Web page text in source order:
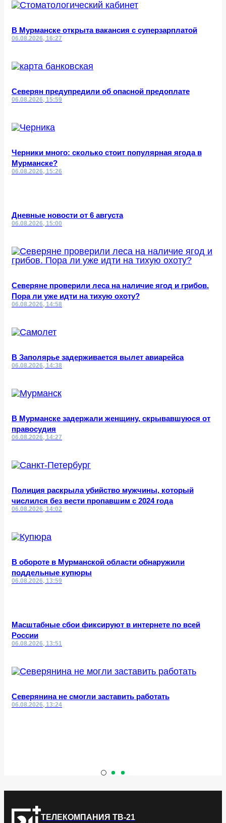
В Мурманске открыта вакансия с суперзарплатой
06.08.2026, 16:27
Северян предупредили об опасной предоплате
06.08.2026, 15:59
Черники много: сколько стоит популярная ягода в
Мурманске?
06.08.2026, 15:26
Дневные новости от 6 августа
06.08.2026, 15:00
Северяне проверили леса на наличие ягод и грибов.
Пора ли уже идти на тихую охоту?
06.08.2026, 14:58
В Заполярье задерживается вылет авиарейса
06.08.2026, 14:38
В Мурманске задержали женщину, скрывавшуюся от
правосудия
06.08.2026, 14:27
Полиция раскрыла убийство мужчины, который
числился без вести пропавшим с 2024 года
06.08.2026, 14:02
В обороте в Мурманской области обнаружили
поддельные купюры
06.08.2026, 13:59
Масштабные сбои фиксируют в интернете по всей
России
06.08.2026, 13:51
Северянина не смогли заставить работать
06.08.2026, 13:24
ТЕЛЕКОМПАНИЯ ТВ-21